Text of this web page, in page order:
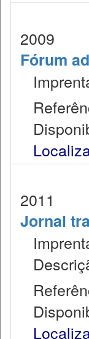
2009
Fórum
2011
Jornal